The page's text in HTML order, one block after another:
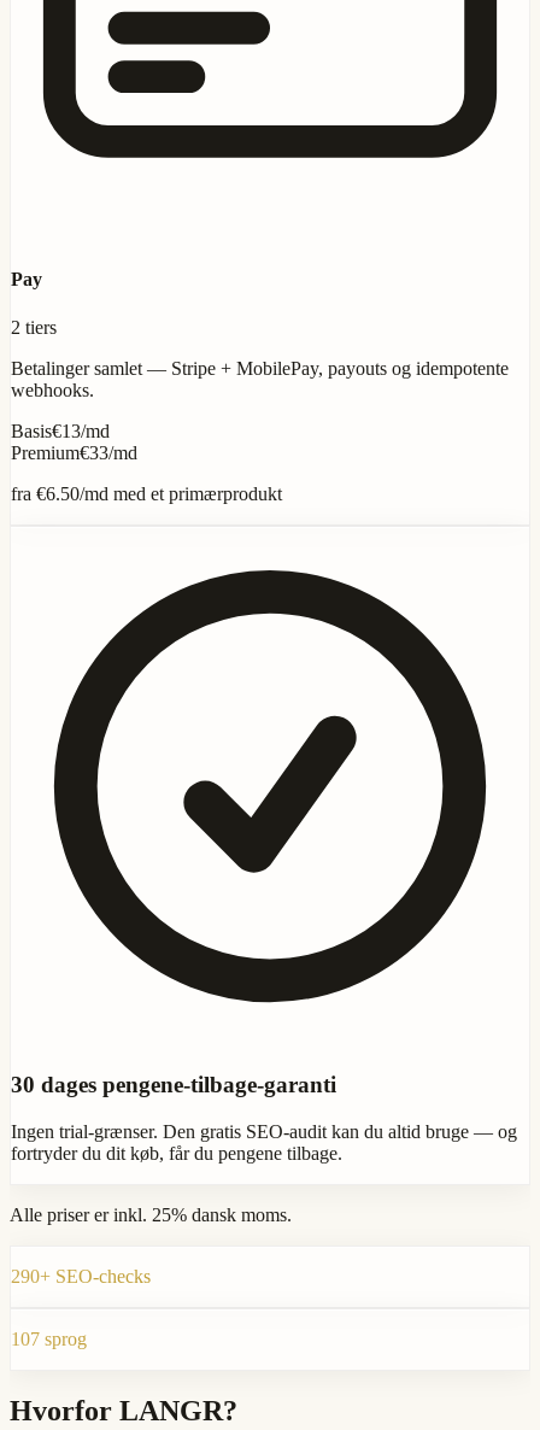
Pay
2 tiers
Betalinger samlet — Stripe + MobilePay, payouts og idempotente
webhooks.
Basis€13/md
Premium€33/md
fra €6.50/md med et primærprodukt
30 dages pengene-tilbage-garanti
Ingen trial-grænser. Den gratis SEO-audit kan du altid bruge — og
fortryder du dit køb, får du pengene tilbage.
Alle priser er inkl. 25% dansk moms.
290+ SEO-checks
107 sprog
Hvorfor LANGR?